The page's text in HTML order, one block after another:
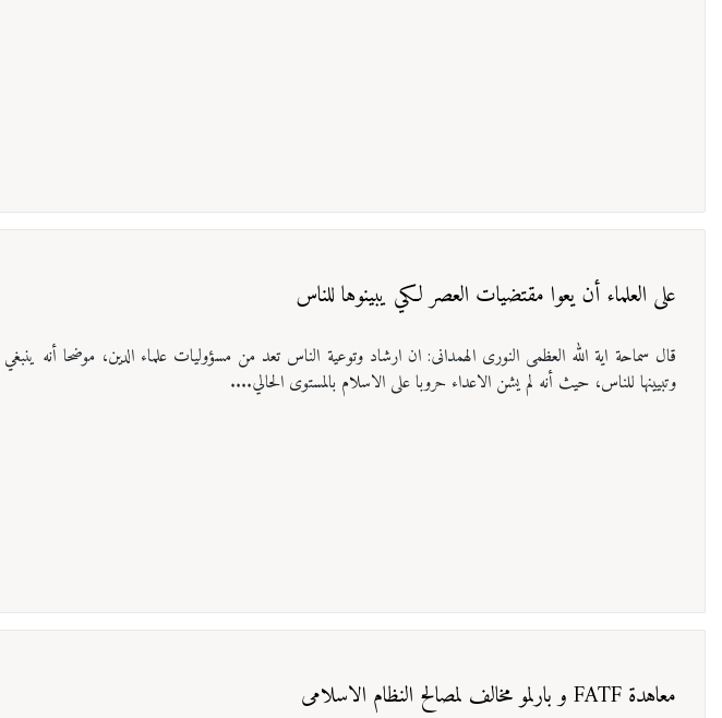
على العلماء أن يعوا مقتضيات العصر لكي يبينوها للناس
قال سماحة ایة الله العظمی النوری الهمدانی: ان ارشاد وتوعية الناس تعد من مسؤوليات علماء الدين، موضحا أنه
وتبيينها للناس، حيث أنه لم يشن الاعداء حروبا على الاسلام بالمستوى الحالي....
معاهدة FATF و بارلمو مخالف لمصالح النظام الاسلامی